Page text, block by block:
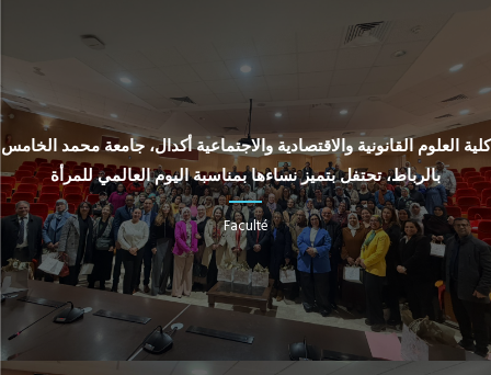
كلية العلوم القانونية والاقتصادية والاجتماعية أكدال، جامعة محمد الخامس
بالرباط، تحتفل بتميز نساءها بمناسبة اليوم العالمي للمرأة
Faculté